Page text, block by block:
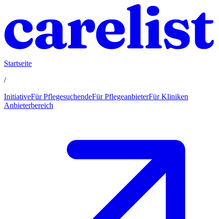
Startseite
/
InitiativeFür PflegesuchendeFür PflegeanbieterFür Kliniken
Anbieterbereich